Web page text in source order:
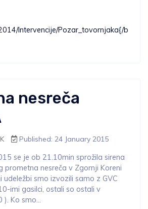
Intervencije/Pozar_tovornjaka{/b
nesreča
Published: 24 January 2015
se je ob 21.10min sprožila sirena
prometna nesreča v Zgornji Koreni
udeležbi smo izvozili samo z GVC
imi gasilci, ostali so ostali v
Ko smo...